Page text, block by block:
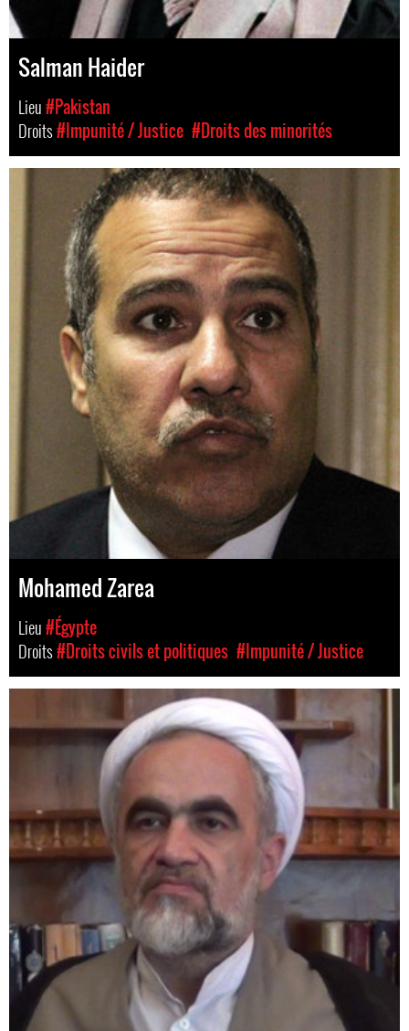
Salman Haider
Lieu#Pakistan
Droits#Impunité / Justice #Droits des minorités
Mohamed Zarea
Lieu#Égypte
Droits#Droits civils et politiques #Impunité / Justice